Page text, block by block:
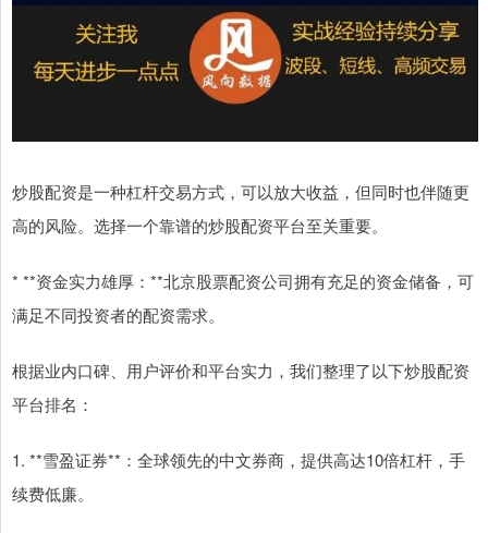
炒股配资是一种杠杆交易方式，可以放大收益，但同时也伴随更
高的风险。选择一个靠谱的炒股配资平台至关重要。
* **资金实力雄厚：**北京股票配资公司拥有充足的资金储备，可
满足不同投资者的配资需求。
根据业内口碑、用户评价和平台实力，我们整理了以下炒股配资
平台排名：
1. **雪盈证券**：全球领先的中文券商，提供高达10倍杠杆，手
续费低廉。